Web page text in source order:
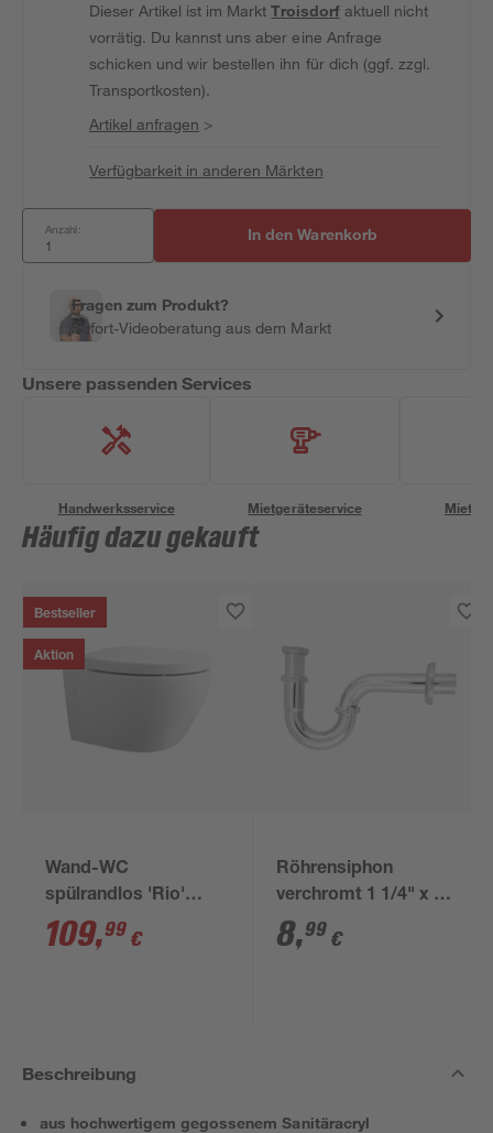
Dieser Artikel ist im MarktTroisdorfaktuell nicht
vorrätig. Du kannst uns aber eine Anfrage
schicken und wir bestellen ihn für dich (ggf. zzgl.
Transportkosten).
Artikel anfragen >
Verfügbarkeit in anderen Märkten
Anzahl: In den Warenkorb
Fragen zum Produkt?
Sofort-Videoberatung aus dem Markt
Unsere passenden Services
Handwerksservice Mietgeräteservice
Häufig dazu gekauft
Bestseller
Aktion
Wand-WC
spülrandlos 'Rio'
inklusive WC-Sitz
weiß
109,99 €
Röhrensiphon
verchromt 1 1/4" x 32
mm
8,99 €
Beschreibung
aus hochwertigem gegossenem Sanitäracryl